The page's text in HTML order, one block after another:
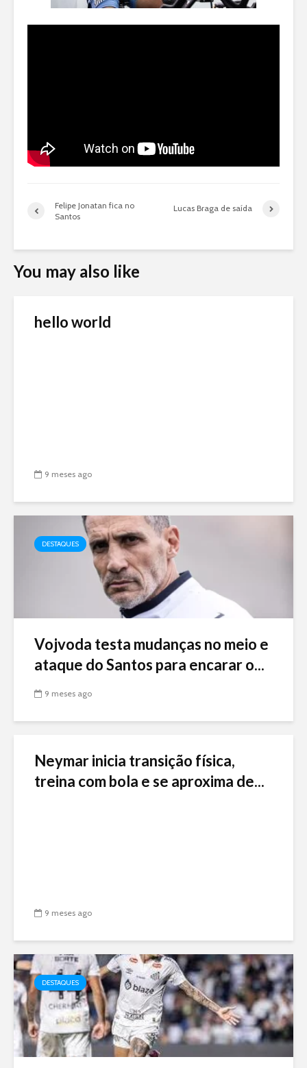
Felipe Jonatan fica no
Santos
Lucas Braga de saída
You may also like
hello world
9 meses ago
DESTAQUES
Vojvoda testa mudanças no meio e
ataque do Santos para encarar o...
9 meses ago
Neymar inicia transição física,
treina com bola e se aproxima de...
9 meses ago
DESTAQUES